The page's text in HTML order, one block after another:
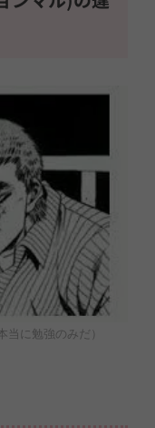
に勉強のみだ）